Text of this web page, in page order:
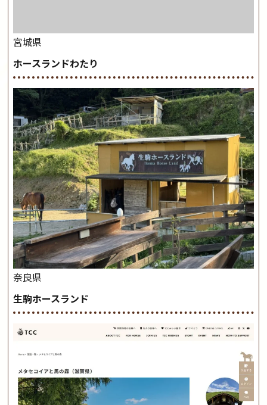
宮城県
ホースランドわたり
奈良県
生駒ホースランド